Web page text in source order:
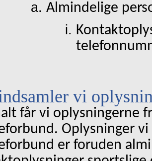
Almindelige
vi
får vi oplysningerne
Oplysninger
er foruden